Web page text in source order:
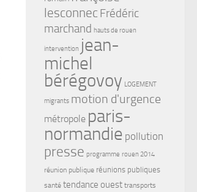
lesconnecFrédéric
marchand hauts de rouen
intervention jean-
michel
bérégovoy LOGEMENT
migrants motion d'urgence
métropole paris-
normandie pollution
presse programme rouen 2014
réunion publique réunions publiques
santé tendance ouest transports